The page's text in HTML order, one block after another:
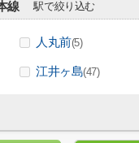
線 駅で絞り込む
人丸前(5)
江井ヶ島(47)